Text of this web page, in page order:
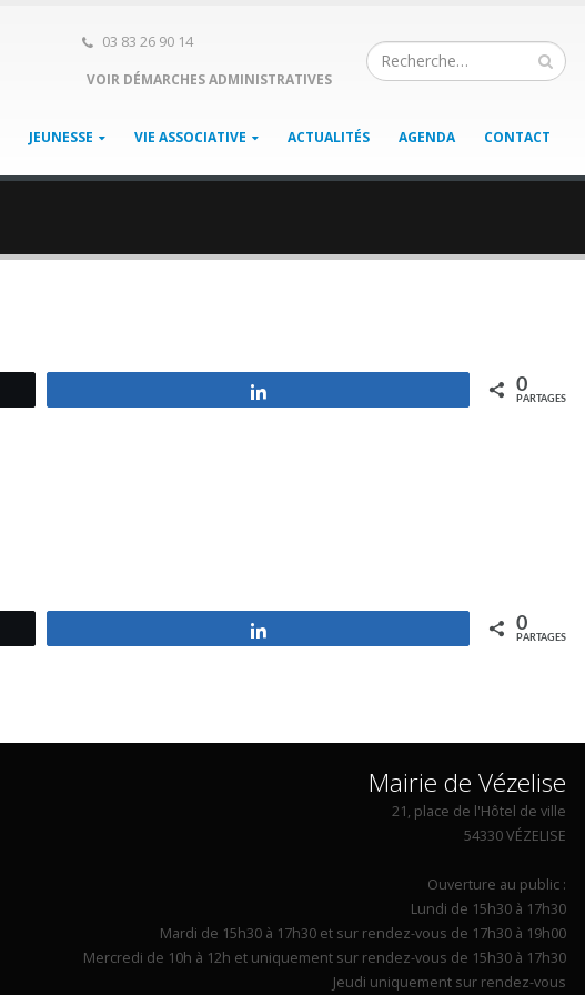
03 83 26 90 14
VOIR DÉMARCHES ADMINISTRATIVES
JEUNESSE VIE ASSOCIATIVE ACTUALITÉS AGENDA CONTACT
0
PARTAGES
0
PARTAGES
Mairie de Vézelise
21, place de l'Hôtel de ville
54330 VÉZELISE
Ouverture au public :
Lundi de 15h30 à 17h30
Mardi de 15h30 à 17h30 et sur rendez-vous de 17h30 à 19h00
Mercredi de 10h à 12h et uniquement sur rendez-vous de 15h30 à 17h30
Jeudi uniquement sur rendez-vous